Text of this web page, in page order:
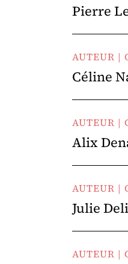
Pierre
AUTEUR |
Céline
AUTEUR |
Alix
AUTEUR |
Julie
AUTEUR |